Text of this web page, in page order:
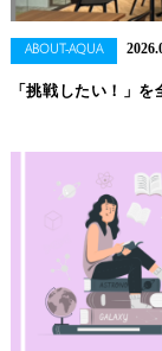
ABOUT-AQUA
「挑戦したい！」